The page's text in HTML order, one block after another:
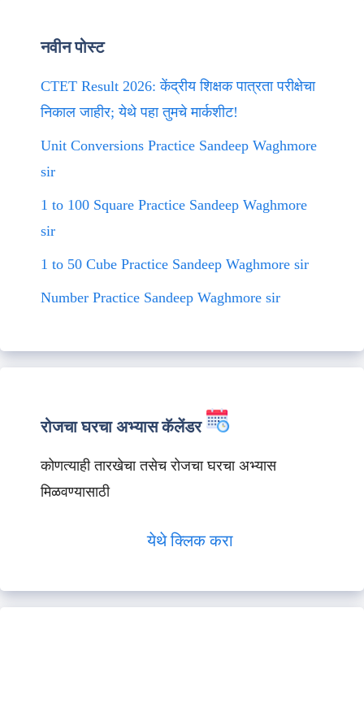
नवीन पोस्ट
CTET Result 2026: केंद्रीय शिक्षक पात्रता परीक्षेचा
निकाल जाहीर; येथे पहा तुमचे मार्कशीट!
Unit Conversions Practice Sandeep Waghmore
sir
1 to 100 Square Practice Sandeep Waghmore
sir
1 to 50 Cube Practice Sandeep Waghmore sir
Number Practice Sandeep Waghmore sir
रोजचा घरचा अभ्यास कॅलेंडर
कोणत्याही तारखेचा तसेच रोजचा घरचा अभ्यास
मिळवण्यासाठी
येथे क्लिक करा